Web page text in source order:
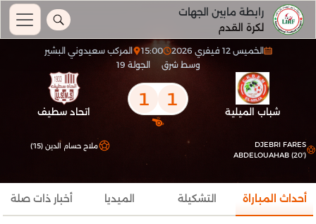
رابطة مابين الجهات
لكرة القدم
الخميس 12 فيفري 2026 15:00
المركب سعيدوني البشير
وسط شرق
الجولة 19
شباب الميلية 1
1 اتحاد سطيف
DJEBRI FARES
ABDELOUAHAB (20')
ملاح حسام الدين (15')
أحداث المباراة التشكيلة الميديا أخبار ذات صلة